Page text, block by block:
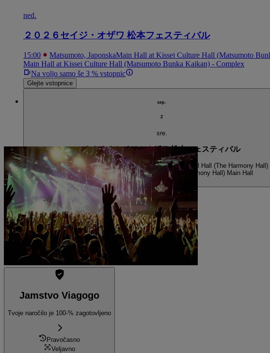
ned.
２０２６セイジ・オザワ 松本フェスティバル
15:00 Matsumoto, JaponskaMain Hall at Kissei Culture Hall (Matsumoto
Main Hall at Kissei Culture Hall (Matsumoto Bunka Kaikan) - Complex
Na voljo samo še 3 % vstopnic
Glejte vstopnice
sep.
2
sre.
２０２６セイジ・オザワ 松本フェスティバル
18:30 Matsumoto, JaponskaMatsumoto City Music Cutural Hall (The Harmony Hall)
Matsumoto City Music Cutural Hall (The Harmony Hall) Main Hall
Razprodano
Jamstvo Viagogo
Tvoje naročilo je 100-% zagotovljeno
Pravočasno
Veljavno